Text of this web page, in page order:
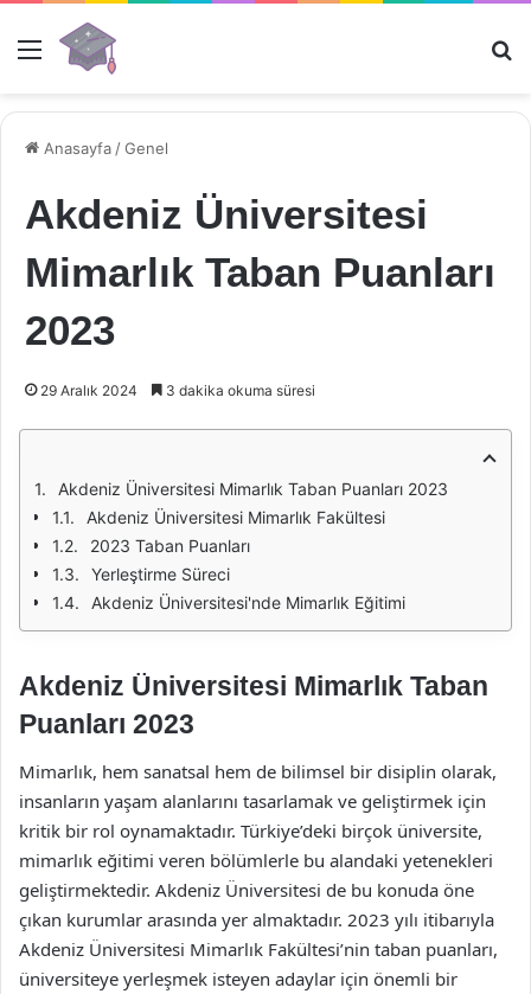
Menü
Anasayfa /Genel
Akdeniz Üniversitesi
Mimarlık Taban Puanları
2023
29 Aralık 2024 3 dakika okuma süresi
Akdeniz Üniversitesi Mimarlık Taban Puanları 2023
Akdeniz Üniversitesi Mimarlık Fakültesi
2023 Taban Puanları
Yerleştirme Süreci
Akdeniz Üniversitesi'nde Mimarlık Eğitimi
Akdeniz Üniversitesi Mimarlık Taban
Puanları 2023
Mimarlık, hem sanatsal hem de bilimsel bir disiplin olarak,
insanların yaşam alanlarını tasarlamak ve geliştirmek için
kritik bir rol oynamaktadır. Türkiye’deki birçok üniversite,
mimarlık eğitimi veren bölümlerle bu alandaki yetenekleri
geliştirmektedir. Akdeniz Üniversitesi de bu konuda öne
çıkan kurumlar arasında yer almaktadır. 2023 yılı itibarıyla
Akdeniz Üniversitesi Mimarlık Fakültesi’nin taban puanları,
üniversiteye yerleşmek isteyen adaylar için önemli bir